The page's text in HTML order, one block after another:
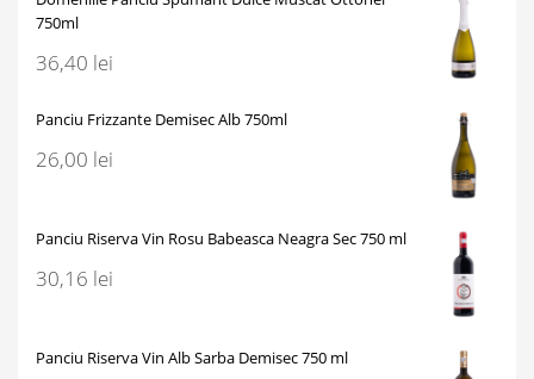
750ml
36,40 lei
Panciu Frizzante Demisec Alb 750ml
26,00 lei
Panciu Riserva Vin Rosu Babeasca Neagra Sec 750 ml
30,16 lei
Panciu Riserva Vin Alb Sarba Demisec 750 ml